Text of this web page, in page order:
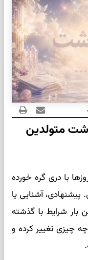
متولدین
با دری گره خورده
پیشنهادی، آشنایی یا
بار شرایط با گذشته
چیزی تغییر کرده و